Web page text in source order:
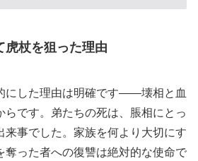
虎杖を狙った理由
にした理由は明確です——壊相と血
らです。弟たちの死は、脹相にとっ
来事でした。家族を何より大切にす
奪った者への復讐は絶対的な使命で